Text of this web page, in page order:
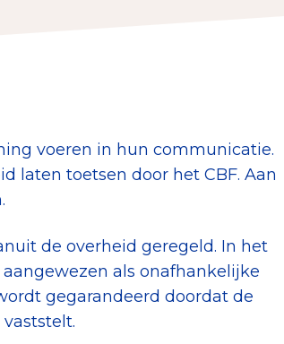
voeren in hun communicatie.
laten toetsen door het CBF. Aan
de overheid geregeld. In het
als onafhankelijke
gegarandeerd doordat de